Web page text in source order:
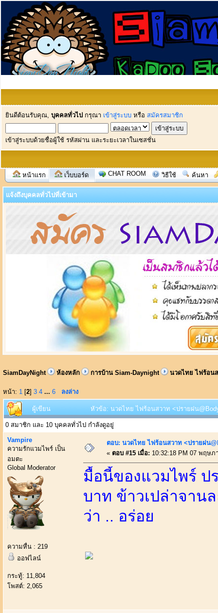
ยินดีต้อนรับคุณ, บุคคลทั่วไป กรุณา เข้าสู่ระบบ หรือ สมัครสมาชิก
เข้าสู่ระบบด้วยชื่อผู้ใช้ รหัสผ่าน และระยะเวลาในเซสชั่น
หน้าแรก เว็บบอร์ด CHAT ROOM วิธีใช้ ค้นหา
แจ้งถึงบุคคลทั่วไปที่เข้ามา
SiamDayNight ห้องหลัก การบ้าน Siam-Daynight นวดไทย ไฟร้อน
หน้า: 1 [2] 3 4 ... 6 ลงล่าง
ผู้เขียน หัวข้อ: นวดไทย ไฟร้อนสวาท <ปรายฝน
0 สมาชิก และ 10 บุคคลทั่วไป กำลังดูอยู่
Vampire
ความรักแวมไพร์ เป็น
อมตะ
Global Moderator
ความหื่น : 219
ออฟไลน์
กระทู้: 11,804
โพสต์: 2,065
ตอบ: นวดไทย ไฟร้อนสวาท <ปรายฝน
« ตอบ #15 เมื่อ: 10:32:18 PM 07 พฤษภ
มื้อนี้ของแวมไพร์ ป
บาท ข้าวเปล่าจาน
ว่า .. อร่อย